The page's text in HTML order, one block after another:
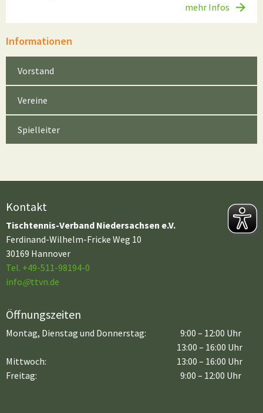
mehr Infos
Informationen
Vorstand
Vereine
Spielleiter
Kontakt
Tischtennis-Verband Niedersachsen e.V.
Ferdinand-Wilhelm-Fricke Weg 10
30169 Hannover
Tel. +49-511-98194-0
info@ttvn.de
Öffnungszeiten
Montag, Dienstag und Donnerstag:
9:00 – 12:00 Uhr
13:00 – 16:00 Uhr
Mittwoch:
Freitag:
13:00 – 16:00 Uhr
9:00 – 12:00 Uhr